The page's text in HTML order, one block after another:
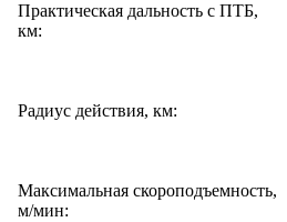
Практическая дальность с ПТБ,
км:
Радиус действия, км:
Максимальная скороподъемность,
м/мин: